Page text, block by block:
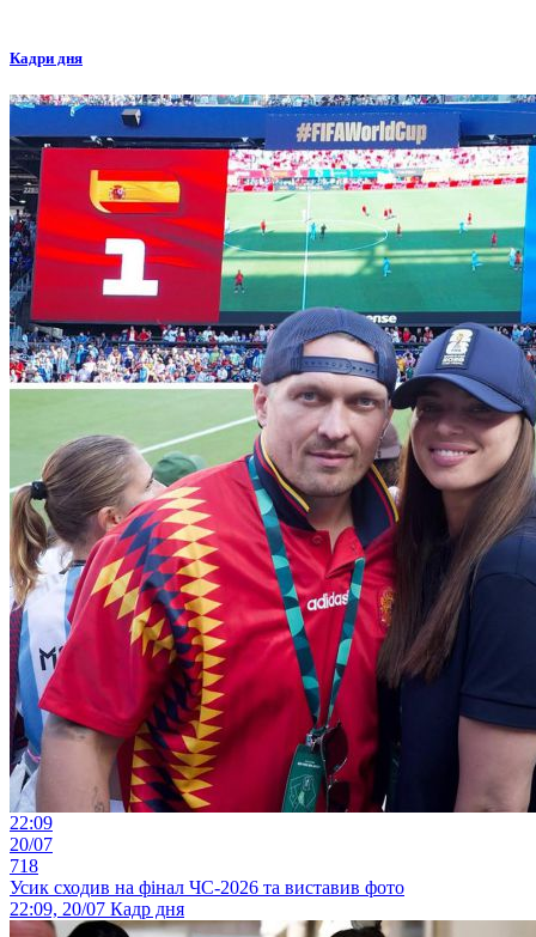
Кадри дня
22:09
20/07
718
Усик сходив на фінал ЧС-2026 та виставив фото
22:09, 20/07 Кадр дня